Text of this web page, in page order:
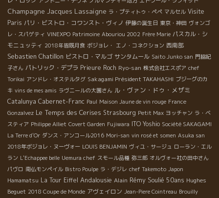
Champagne Jacques Lassaigne ラ・プティトゥ・ペペ マルセル Visite
Paris パリ・ビストロ・コワンスト・ヴィノ 伊藤の誕生日 東京・神田 ヴォンゴ
レ・スパゲティ VINEXPO Patrimoine Abouriou 2002 Frère Marie パスカル・シ
モニュッティ 2018年皆既月食 ボジョレ・ エノ・コネクション 西南部
Sebastien Chatillon ビストロ・マルゴ サンタムール Saito Junko san 門脇紀
子さん パトリック・デプラ Prieure Roch Ryo-san 株式会社エスポア chef
Torikai アンドレ・オステルタグ Sakagami Président TAKAHASHI ブジーグのカ
キ vins de mes amis ラヴニールの大園さん ル・ヴァン・ドゥ・メザミ
Catalunya Cabernet-Franc Paul Maison Jaune de vin rouge France
Gonzalvez Le Temps des Cerises Strasbourg Petit Max ヨッチャン ラ・ベ
スティア Philippe Alliet Covert Garden Fujiwara ITO Yoshio Société SAKAGAMI
La Terre d'Or ダンス・アンコール2016 Mori-san vin rosé et somen Asuka san
2018年ボジョレ・ヌーヴォー LOUIS BENJAMIN ヴィユ・サージュ ローラン・エル
ラン L'Echappee belle Uemura chef スモール品種 弥三郎 オルヴォー社の田中さん
パヴロ 南仏モンペイル Bistro Poulpe ラ・デジレ chef Takemoto Japon
Hamamatsu La Tour Eiffel Andalousie Alain Rémy Soulié 50ans Hughes
Beguet 2018 Coupe de Monde アヴェイロン Jean-Piere Cointreau Brouilly